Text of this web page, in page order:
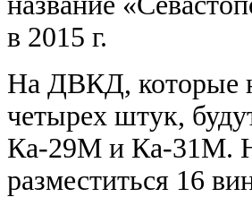
в 2015 г.
На ДВКД, которые
четырех штук,
Ка-29М и Ка-31М.
разместиться 16